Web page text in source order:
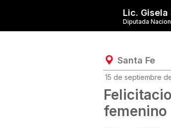
Diputada
Lic. Gisela
Santa Fe
15 de septiembre
femenino